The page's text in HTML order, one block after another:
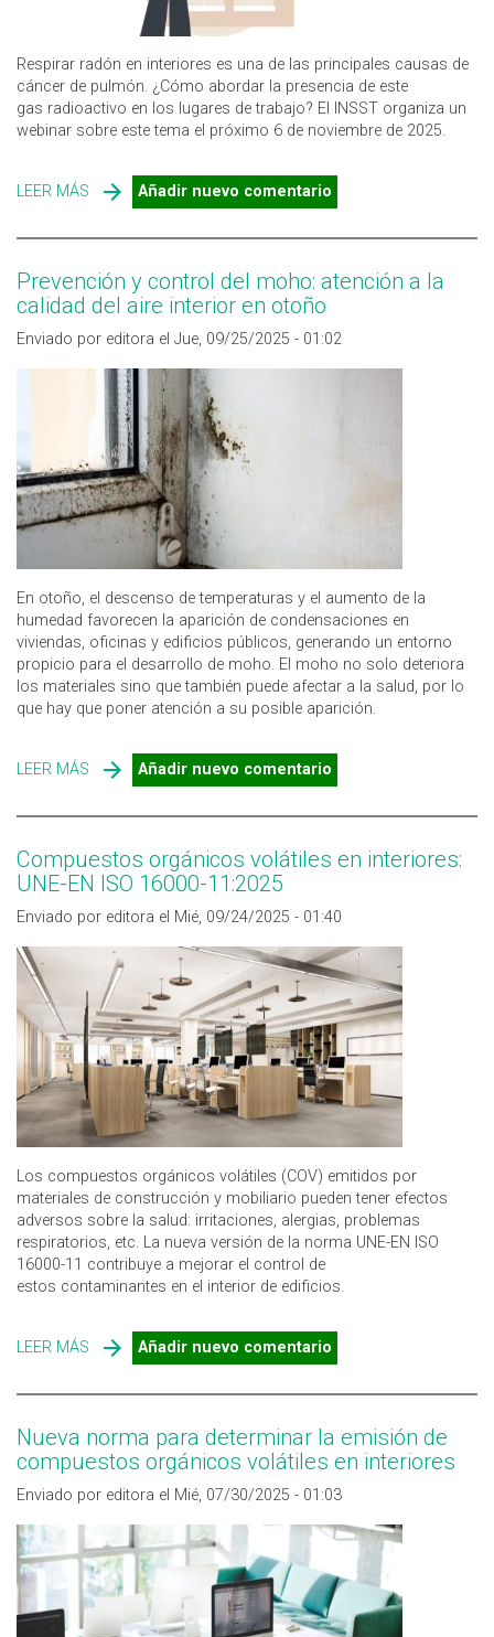
Respirar radón en interiores es una de las principales causas de
cáncer de pulmón. ¿Cómo abordar la presencia de este
gas radioactivo en los lugares de trabajo? El INSST organiza un
webinar sobre este tema el próximo 6 de noviembre de 2025.
LEER MÁS SOBRE EXPOSICIÓN LABORAL A RADÓN: WEBINAR DEL
INSST
Añadir nuevo comentario
Prevención y control del moho: atención a la
calidad del aire interior en otoño
Enviado por editora el Jue, 09/25/2025 - 01:02
En otoño, el descenso de temperaturas y el aumento de la
humedad favorecen la aparición de condensaciones en
viviendas, oficinas y edificios públicos, generando un entorno
propicio para el desarrollo de moho. El moho no solo deteriora
los materiales sino que también puede afectar a la salud, por lo
que hay que poner atención a su posible aparición.
LEER MÁS SOBRE PREVENCIÓN Y CONTROL DEL MOHO: ATENCIÓN
A LA CALIDAD DEL AIRE INTERIOR EN OTOÑO
Añadir nuevo comentario
Compuestos orgánicos volátiles en interiores:
UNE-EN ISO 16000-11:2025
Enviado por editora el Mié, 09/24/2025 - 01:40
Los compuestos orgánicos volátiles (COV) emitidos por
materiales de construcción y mobiliario pueden tener efectos
adversos sobre la salud: irritaciones, alergias, problemas
respiratorios, etc. La nueva versión de la norma UNE-EN ISO
16000-11 contribuye a mejorar el control de
estos contaminantes en el interior de edificios.
LEER MÁS SOBRE COMPUESTOS ORGÁNICOS VOLÁTILES EN
INTERIORES: UNE-EN ISO 16000-11:2025
Añadir nuevo comentario
Nueva norma para determinar la emisión de
compuestos orgánicos volátiles en interiores
Enviado por editora el Mié, 07/30/2025 - 01:03